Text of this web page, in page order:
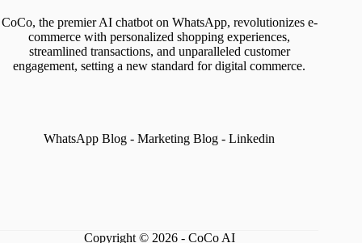
CoCo, the premier AI chatbot on WhatsApp, revolutionizes e-
commerce with personalized shopping experiences,
streamlined transactions, and unparalleled customer
engagement, setting a new standard for digital commerce.
WhatsApp Blog - Marketing Blog -Linkedin
Copyright © 2026 - CoCo AI